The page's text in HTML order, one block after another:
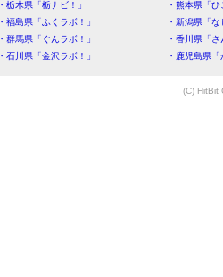
・栃木県「栃ナビ！」
・熊本県「
・福島県「ふくラボ！」
・新潟県「
・群馬県「ぐんラボ！」
・香川県「
・石川県「金沢ラボ！」
・鹿児島県
(C) HitBit